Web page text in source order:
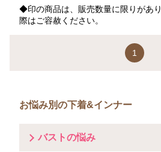
ズ/ＡＣ～ＨＩカップ・アンダー
Ｍ（６５～７５）～Ｌ（７５～
８５）＊カラー/ピンク
◆印の商品は、販売数量に限りがあ
際はご容赦ください。
1
お悩み別の下着&インナー
バストの悩み